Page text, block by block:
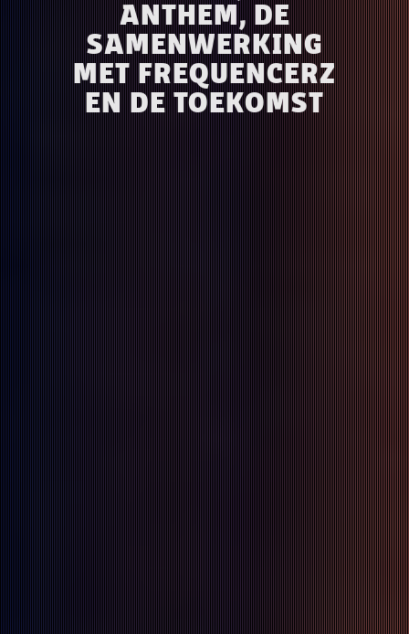
ANTHEM, DE
SAMENWERKING
MET FREQUENCERZ
EN DE TOEKOMST